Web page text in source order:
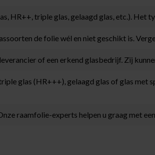
HR++, triple glas, gelaagd glas, etc.). Het
de folie wél en niet geschikt is.
of een erkend glasbedrijf. Zij
glas (HR+++), gelaagd glas of glas met
raamfolie-experts helpen u graag met